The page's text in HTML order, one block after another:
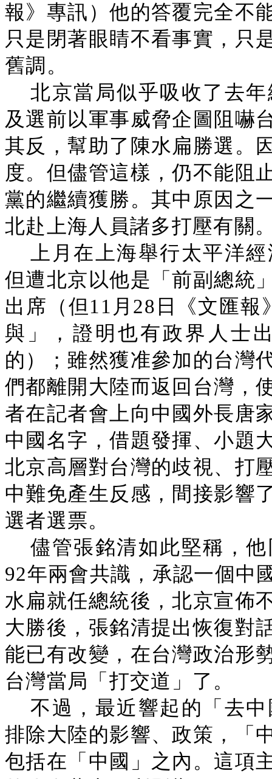
報》專訊）他的答覆完全不
只是閉著眼睛不看事實，只
舊調。
北京當局似乎吸收了去
及選前以軍事威脅企圖阻嚇
其反，幫助了陳水扁勝選。
度。但儘管這樣，仍不能阻
黨的繼續獲勝。其中原因之
北赴上海人員諸多打壓有關
上月在上海舉行太平洋
但遭北京以他是「前副總統
出席（但11月28日《文匯
與」，證明也有政界人士
的）；雖然獲准參加的台灣
們都離開大陸而返回台灣，
者在記者會上向中國外長唐
中國名字，借題發揮、小題
北京高層對台灣的歧視、打
中難免產生反感，間接影響
選者選票。
儘管張銘清如此堅稱，
92年兩會共識，承認一個中
水扁就任總統後，北京宣佈
大勝後，張銘清提出恢復對
能已有改變，在台灣政治形
台灣當局「打交道」了。
不過，最近響起的「去
排除大陸的影響、政策，「
包括在「中國」之內。這項